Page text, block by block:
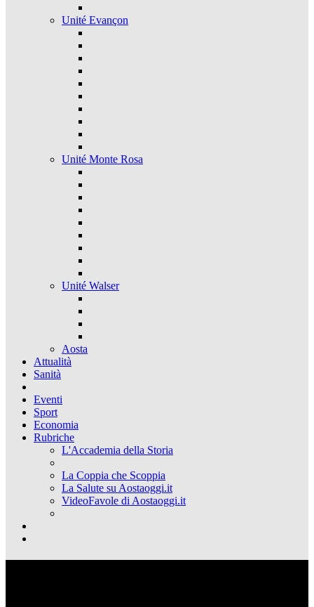
Unité Evançon
Unité Monte Rosa
Unité Walser
Aosta
Attualità
Sanità
Eventi
Sport
Economia
Rubriche
L'Accademia della Storia
La Coppia che Scoppia
La Salute su Aostaoggi.it
VideoFavole di Aostaoggi.it